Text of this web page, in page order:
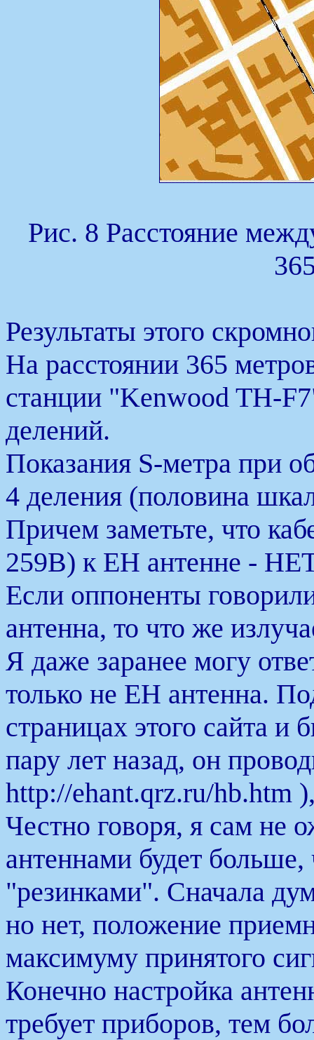
Рис. 8 Расстояние
Результаты этого
На расстоянии 365
станции "Kenwood TH-
делений.
Показания S-метра при
4 деления (половина
Причем заметьте, что
259B) к ЕН антенне -
Если оппоненты
антенна, то что же
Я даже заранее могу
только не ЕН антенна.
страницах этого сайта
пару лет назад, он
http://ehant.qrz.ru/hb.htm
Честно говоря, я сам не
антеннами будет
"резинками". Сначала
но нет, положение
максимуму принятого
Конечно настройка
требует приборов, тем